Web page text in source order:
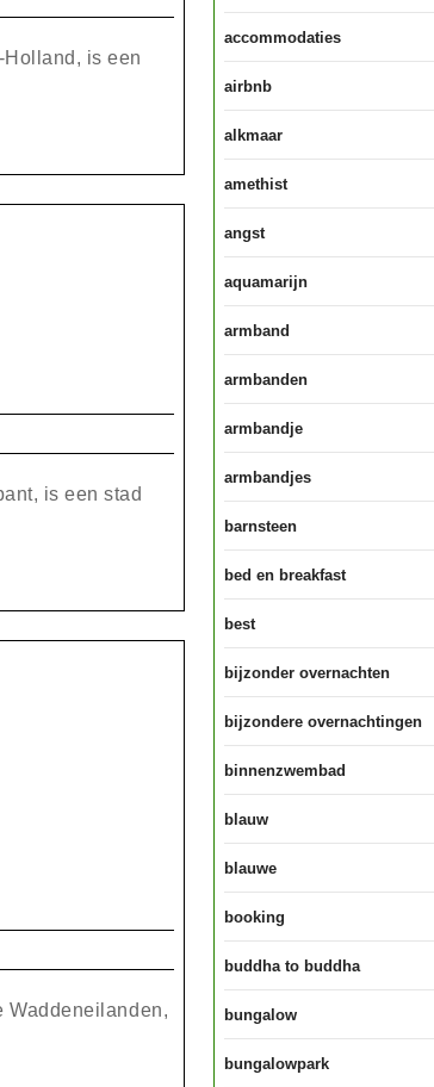
Historische
Schoonheid
Nederland
is een
is een stad
Waddeneilanden,
accommodaties
airbnb
alkmaar
amethist
angst
aquamarijn
armband
armbanden
armbandje
armbandjes
barnsteen
bed en breakfast
best
bijzonder overnachten
bijzondere overnachtingen
binnenzwembad
blauw
blauwe
booking
buddha to buddha
bungalow
bungalowpark